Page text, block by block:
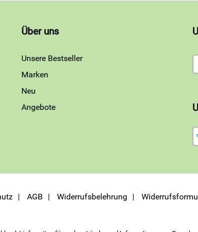
Über uns
Unsere Bestseller
Marken
Neu
Angebote
AGB Widerrufsbelehrung